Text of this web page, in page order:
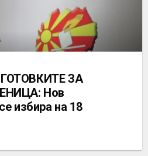
ЗА
Нов
избира на 18